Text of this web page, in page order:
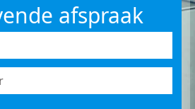
afspraak